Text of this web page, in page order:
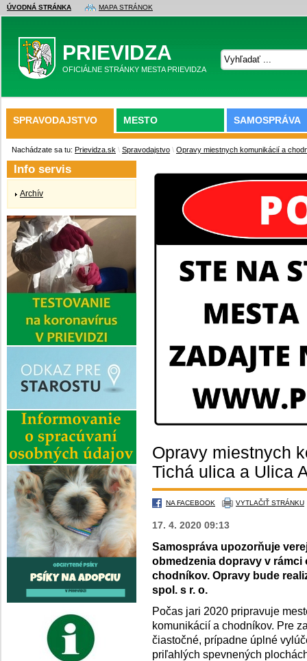
ÚVODNÁ STRÁNKA MAPA STRÁNOK
PRIEVIDZA
OFICIÁLNE STRÁNKY MESTA PRIEVIDZA
SPRAVODAJSTVO MESTO SAMOSPRÁVA
Nachádzate sa tu: Prievidza.sk \ Spravodajstvo \ Opravy miestnych komunikácií a
Opravy miestnych
Tichá ulica a Ulica
NA FACEBOOK VYTLAČIŤ STRÁNKU
17. 4. 2020 09:13
Samospráva upozorňuje
obmedzenia dopravy v
chodníkov. Opravy bude
spol. s r. o.
Počas jari 2020 pripravuje
komunikácií a chodníkov. Pre
čiastočné, prípadne úplné
priľahlých spevnených
Info servis
Archív